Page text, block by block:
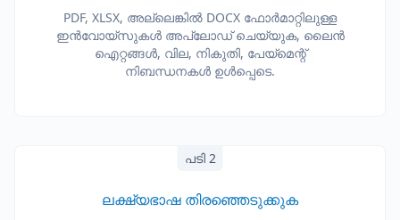
PDF, XLSX, അല്ലെങ്കിൽ DOCX ഫോർമാറ്റിലുള്ള
ഇൻവോയ്സുകൾ അപ്‌ലോഡ് ചെയ്യുക, ലൈൻ
ഐറ്റങ്ങൾ, വില, നികുതി, പേയ്മെന്റ്
നിബന്ധനകൾ ഉൾപ്പെടെ.
പടി 2
ലക്ഷ്യഭാഷ തിരഞ്ഞെടുക്കുക